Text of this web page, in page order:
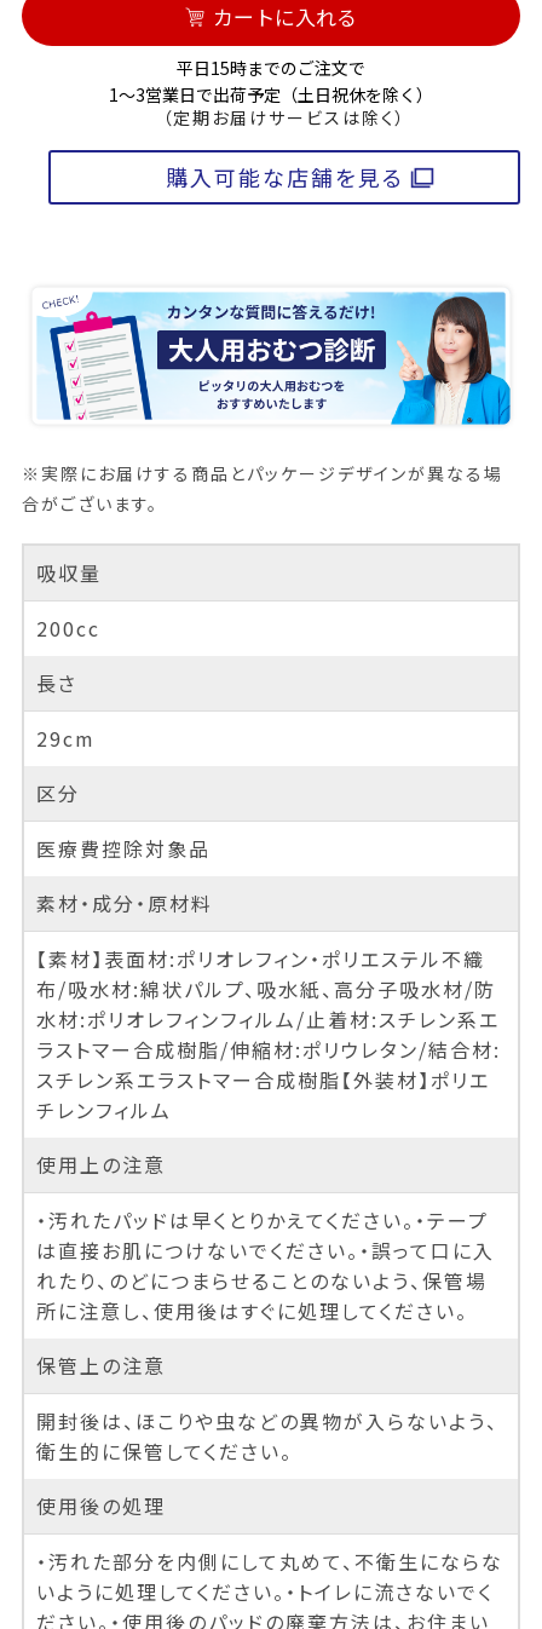
カートに入れる
平日15時までのご注文で
1～3営業日で出荷予定（土日祝休を除く）
（定期お届けサービスは除く）
購入可能な店舗を見る
※実際にお届けする商品とパッケージデザインが異なる場
合がございます。
吸収量
200cc
長さ
29cm
区分
医療費控除対象品
素材・成分・原材料
【素材】表面材:ポリオレフィン・ポリエステル不織
布/吸水材:綿状パルプ、吸水紙、高分子吸水材/防
水材:ポリオレフィンフィルム/止着材:スチレン系エ
ラストマー合成樹脂/伸縮材:ポリウレタン/結合材:
スチレン系エラストマー合成樹脂【外装材】ポリエ
チレンフィルム
使用上の注意
・汚れたパッドは早くとりかえてください。・テープ
は直接お肌につけないでください。・誤って口に入
れたり、のどにつまらせることのないよう、保管場
所に注意し、使用後はすぐに処理してください。
保管上の注意
開封後は、ほこりや虫などの異物が入らないよう、
衛生的に保管してください。
使用後の処理
・汚れた部分を内側にして丸めて、不衛生にならな
いように処理してください。・トイレに流さないでく
ださい。・使用後のパッドの廃棄方法は、お住まい